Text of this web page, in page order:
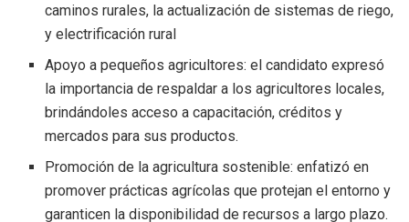
caminos rurales, la actualización de sistemas de riego,
y electrificación rural
Apoyo a pequeños agricultores: el candidato expresó
la importancia de respaldar a los agricultores locales,
brindándoles acceso a capacitación, créditos y
mercados para sus productos.
Promoción de la agricultura sostenible: enfatizó en
promover prácticas agrícolas que protejan el entorno y
garanticen la disponibilidad de recursos a largo plazo.